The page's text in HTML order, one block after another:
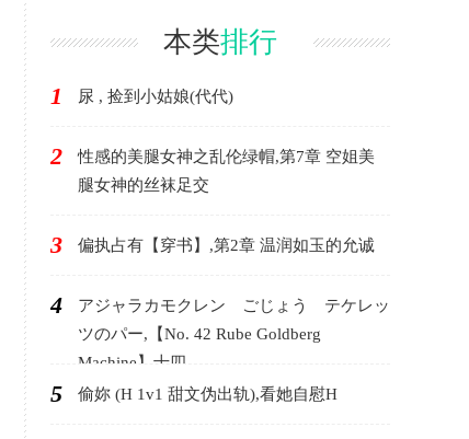
本类排行
1 尿 , 捡到小姑娘(代代)
2
性感的美腿女神之乱伦绿帽,第7章 空姐美
腿女神的丝袜足交
3 偏执占有【穿书】,第2章 温润如玉的允诚
4
アジャラカモクレン ごじょう テケレッ
ツのパー,【No. 42 Rube Goldberg
Machine】十四
5 偷妳 (H 1v1 甜文伪出轨),看她自慰H